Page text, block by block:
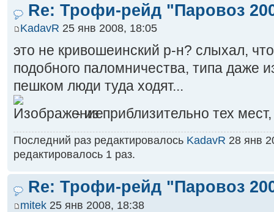
Re: Трофи-рейд "Паровоз
KadavR 25 янв 2008, 18:05
это не кривошеинский р-н? слыхал,
подобного паломничества, типа даже
пешком люди туда ходят...
- из приблизительно тех
Последний раз редактировалось KadavR 28 янв
редактировалось 1 раз.
Re: Трофи-рейд "Паровоз
mitek 25 янв 2008, 18:38